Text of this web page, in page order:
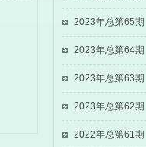
2023年总第65期
2023年总第64期
2023年总第63期
2023年总第62期
2022年总第61期